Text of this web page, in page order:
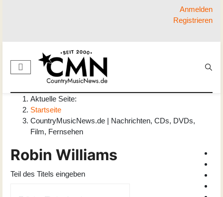
Anmelden
Registrieren
Aktuelle Seite:
Startseite
CountryMusicNews.de | Nachrichten, CDs, DVDs,
Film, Fernsehen
Robin Williams
Teil des Titels eingeben